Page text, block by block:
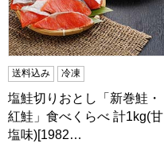
送料込み 冷凍
塩鮭切りおとし「新巻鮭・
紅鮭」食べくらべ 計1kg(甘
塩味)[1982…